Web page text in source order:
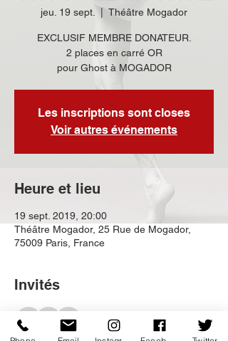
jeu. 19 sept. Théâtre Mogador
EXCLUSIF MEMBRE DONATEUR.
2 places en carré OR
pour Ghost à MOGADOR
Les inscriptions sont closes
Voir autres événements
Heure et lieu
19 sept. 2019, 20:00
Théâtre Mogador, 25 Rue de Mogador,
75009 Paris, France
Invités
+ 1 autres invités